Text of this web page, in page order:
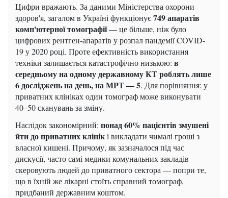
Цифри вражають. За даними Міністерства охорони
здоров'я, загалом в Україні функціонує749 апаратів
комп'ютерної томографії— це більше, ніж було
цифрових рентген-апаратів у розпал пандемії COVID-
19 у 2020 році. Проте ефективність використання
техніки залишається катастрофічно низькою: в
середньому на одному державному КТ роблять лише
6 досліджень на день, на МРТ — 5. Для порівняння: у
приватних клініках один томограф може виконувати
40–50 сканувань за зміну.
Наслідок закономірний: понад 60% пацієнтів змушені
йти до приватних клінікі викладати чималі гроші з
власної кишені. Причому, як зазначалося під час
дискусії, часто самі медики комунальних закладів
скеровують людей до приватного сектора — попри те,
що в їхній же лікарні стоїть справний томограф,
придбаний державним коштом.